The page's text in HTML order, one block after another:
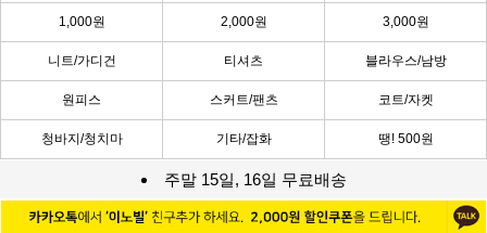
1,000원 2,000원 3,000원
니트/가디건 티셔츠 블라우스/남방
원피스 스커트/팬츠 코트/자켓
청바지/청치마 기타/잡화 땡! 500원
주말 15일, 16일 무료배송